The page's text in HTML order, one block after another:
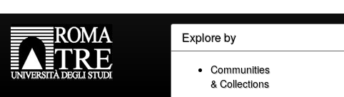
Explore by
Communities
& Collections